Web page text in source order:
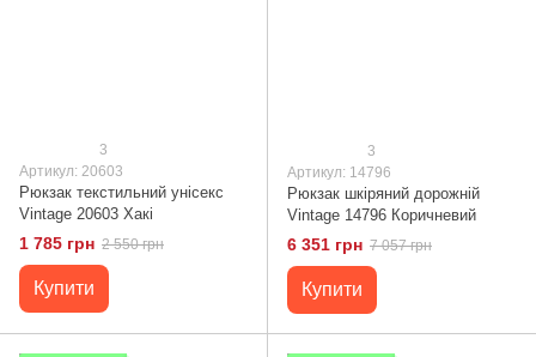
3
Артикул: 20603
Рюкзак текстильний унісекс
Vintage 20603 Хакі
1 785 грн 2 550 грн
Купити
3
Артикул: 14796
Рюкзак шкіряний дорожній
Vintage 14796 Коричневий
6 351 грн 7 057 грн
Купити